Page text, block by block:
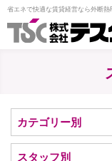
省エネで快適な賃貸経営なら外断
カテゴリー別
スタッフ別